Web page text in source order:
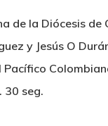
de la Diócesis de
y Jesús O
Pacífico
30 seg.